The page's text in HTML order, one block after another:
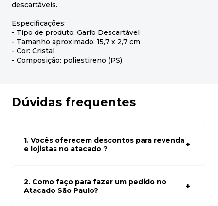
descartáveis.
Especificações:
- Tipo de produto: Garfo Descartável
- Tamanho aproximado: 15,7 x 2,7 cm
- Cor: Cristal
- Composição: poliestireno (PS)
Dúvidas frequentes
1. Vocês oferecem descontos para revenda
e lojistas no atacado ?
atacado empresas e compre com os melhores preços
para seu modelo de negócio
2. Como faço para fazer um pedido no
Atacado São Paulo?